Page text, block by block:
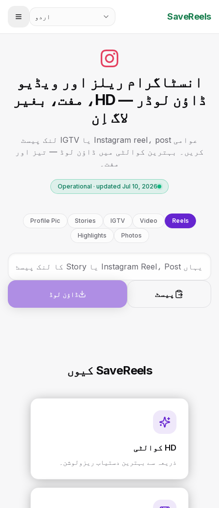
SaveReels اردو
انسٹاگرام ریلز اور ویڈیو
ڈاؤن لوڈر — HD، مفت، بغیر
لاگ اِن
عوامی Instagram reel، post یا IGTV لنک پیسٹ
کریں۔ بہترین کوالٹی میں ڈاؤن لوڈ — تیز اور
مفت۔
Operational · updated Jul 10, 2026
Reels
Video
IGTV
Stories
Profile Pic
Photos
Highlights
پیسٹ ڈاؤن لوڈ
SaveReels کیوں
HD کوالٹی
ذریعہ سے بہترین دستیاب ریزولوشن۔